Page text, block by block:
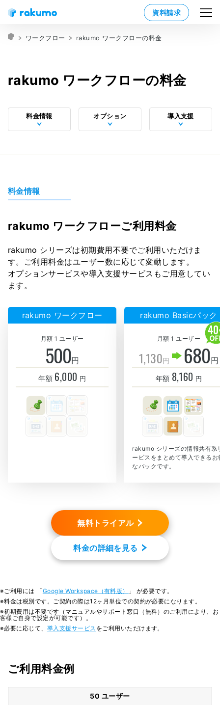
資料請求
ワークフロー rakumo ワークフローの料金
rakumo ワークフローの料金
料金情報 オプション 導入支援
料金情報
rakumo ワークフローご利用料金
rakumo シリーズは初期費用不要でご利用いただけま
す。ご利用料金はユーザー数に応じて変動します。
オプションサービスや導入支援サービスもご用意してい
ます。
rakumo ワークフロー
月額 1 ユーザー
500円
年額 6,000 円
rakumo Basicパック
月額 1 ユーザー
1,130円 680円
年額 8,160 円
rakumo シリーズの情報共有系
ービスをまとめて導入できるお
なパックです。
無料トライアル
料金の詳細を見る
※ご利用には 「Google Workspace（有料版）
」 が必要です。
※料金は税別です。ご契約の際は12ヶ月単位での契約が必要になります。
※初期費用は不要です（マニュアルやサポート窓口（無料）のご利用により、お
客様ご自身で設定が可能です）。
※必要に応じて、 導入支援サービス をご利用いただけます。
ご利用料金例
50 ユーザー